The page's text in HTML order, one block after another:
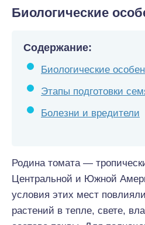
Биологические
Содержание:
Биологические
Этапы подготовки
Болезни и вредители
Родина томата —
Центральной и Южной
условия этих мест
растений в тепле, свете,